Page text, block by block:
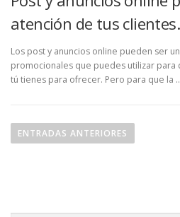
atención de tus clientes.
Los post y anuncios online pueden ser
promocionales que puedes utilizar para
tú tienes para ofrecer. Pero para que la
aENTRADAS ANTERIORES